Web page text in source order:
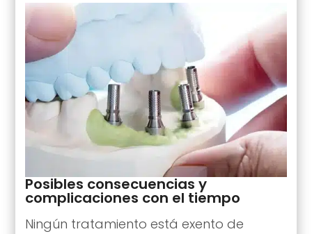
Posibles consecuencias y
complicaciones con el tiempo
Ningún tratamiento está exento de